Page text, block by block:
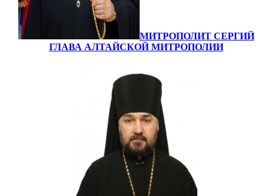
МИТРОПОЛИТ СЕРГИЙ
ГЛАВА АЛТАЙСКОЙ МИТРОПОЛИИ